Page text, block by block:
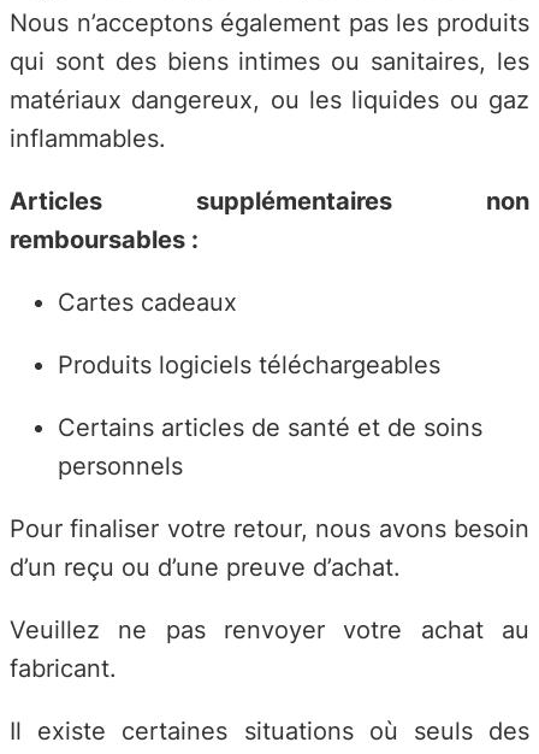
Nous n’acceptons également pas les produits
qui sont des biens intimes ou sanitaires, les
matériaux dangereux, ou les liquides ou gaz
inflammables.
Articles supplémentaires non
remboursables :
Cartes cadeaux
Produits logiciels téléchargeables
Certains articles de santé et de soins
personnels
Pour finaliser votre retour, nous avons besoin
d’un reçu ou d’une preuve d’achat.
Veuillez ne pas renvoyer votre achat au
fabricant.
Il existe certaines situations où seuls des